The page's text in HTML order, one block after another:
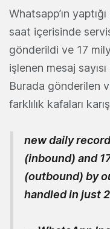
Whatsapp’ın
saat içerisinde
gönderildi ve 17
işlenen mesaj
Burada gönderilen
farklılık kafaları
new daily
(inbound) and
(outbound) by
handled in just